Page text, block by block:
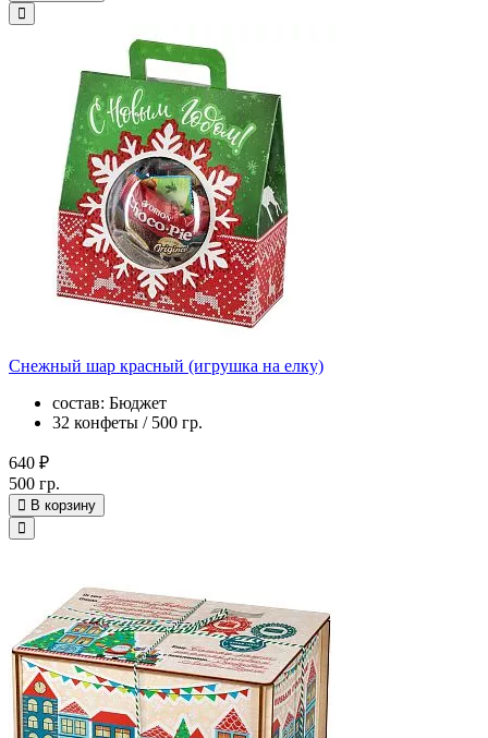
Снежный шар красный (игрушка на елку)
состав: Бюджет
32 конфеты / 500 гр.
640 ₽
500 гр.
В корзину